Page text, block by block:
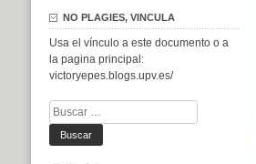
NO PLAGIES, VINCULA
Usa el vínculo a este documento o a
la pagina principal:
victoryepes.blogs.upv.es/
Buscar: